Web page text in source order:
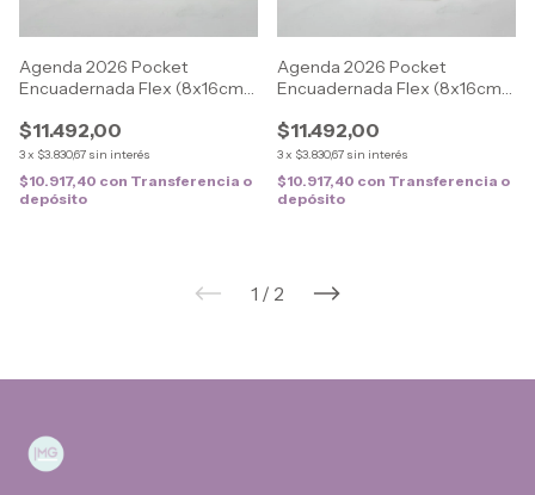
Agenda 2026 Pocket
Encuadernada Flex (8x16cm)
$11.492,00
3x $3.830,67 sin interés
$10.917,40 con Transferencia o
depósito
Agenda 2026 Pocket
Encuadernada Flex (8x16cm)
$11.492,00
3x $3.830,67 sin interés
$10.917,40 con Transferencia o
depósito
1 / 2